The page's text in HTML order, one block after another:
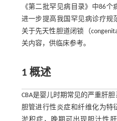
《第二批罕见病目录》中86个
进一步提高我国罕见病诊疗规
关于先天性胆道闭锁（
关内容，供临床参考。
1 概述
CBA是婴儿时期常见的严重肝
胆管进行性炎症和纤维化为特